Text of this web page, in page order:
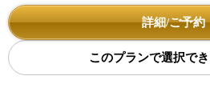
詳細/ご予約
このプランで選択で